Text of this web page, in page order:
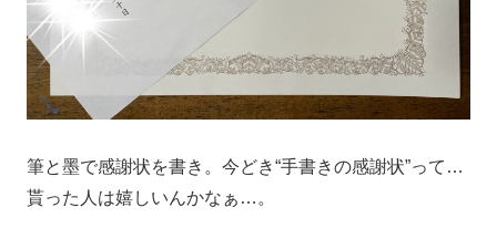
筆と墨で感謝状を書き。今どき“手書きの感謝状”って…
貰った人は嬉しいんかなぁ…。